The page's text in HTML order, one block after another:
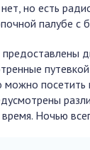
но есть
палубе с
посетить
Ночью